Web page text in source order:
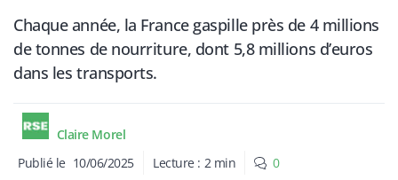
Chaque année, la France gaspille près de 4 millions
de tonnes de nourriture, dont 5,8 millions d’euros
dans les transports.
Claire Morel
Publié le 10/06/2025 Lecture : 2 min 0